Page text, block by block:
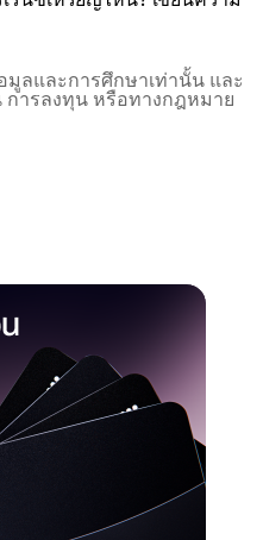
ลและการศึกษาเท่านั้น และ
การลงทุน หรือทางกฎหมาย